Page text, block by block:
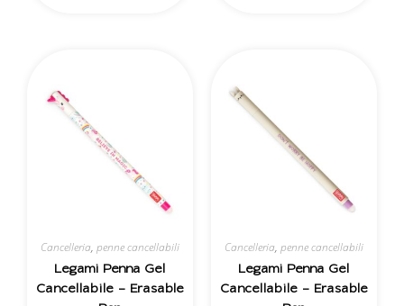
Cancelleria, penne cancellabili
Legami Penna Gel
Cancellabile – Erasable
Cancelleria, penne cancellabili
Legami Penna Gel
Cancellabile – Erasable